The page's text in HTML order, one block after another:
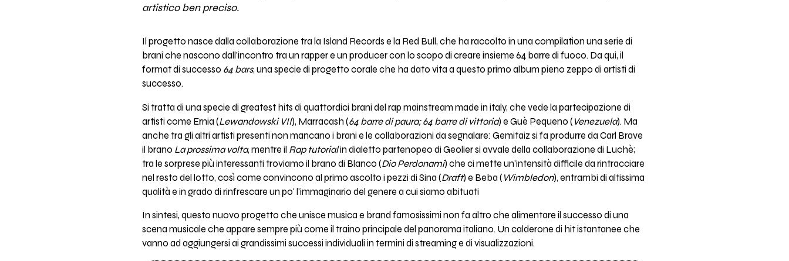
artistico ben preciso.
Il progetto nasce dalla collaborazione tra la Island Records e la Red Bull, che ha raccolto in una compilation una serie di
brani che nascono dall'incontro tra un rapper e un producer con lo scopo di creare insieme 64 barre di fuoco. Da qui, il
format di successo 64 bars, una specie di progetto corale che ha dato vita a questo primo album pieno zeppo di artisti di
successo.
Si tratta di una specie di greatest hits di quattordici brani del rap mainstream made in italy, che vede la partecipazione di
artisti come Ernia (Lewandowski VII), Marracash (64 barre di paura; 64 barre di vittoria) e Guè Pequeno ( Venezuela). Ma
anche tra gli altri artisti presenti non mancano i brani e le collaborazioni da segnalare: Gemitaiz si fa produrre da Carl Brave
il brano La prossima volta, mentre il Rap tutorialin dialetto partenopeo di Geolier si avvale della collaborazione di Luchè;
tra le sorprese più interessanti troviamo il brano di Blanco (Dio Perdonami) che ci mette un'intensità difficile da rintracciare
nel resto del lotto, così come convincono al primo ascolto i pezzi di Sina (Draft) e Beba ( Wimbledon), entrambi di altissima
qualità e in grado di rinfrescare un po' l'immaginario del genere a cui siamo abituati
In sintesi, questo nuovo progetto che unisce musica e brand famosissimi non fa altro che alimentare il successo di una
scena musicale che appare sempre più come il traino principale del panorama italiano. Un calderone di hit istantanee che
vanno ad aggiungersi ai grandissimi successi individuali in termini di streaming e di visualizzazioni.